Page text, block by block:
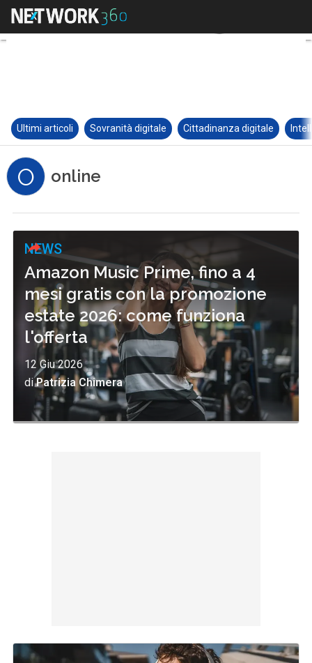
Ultimi articoli Sovranità digitale Cittadinanza digitale
O online
NEWS
Amazon Music Prime, fino a 4
mesi gratis con la promozione
estate 2026: come funziona
l'offerta
12 Giu 2026
diPatrizia Chimera